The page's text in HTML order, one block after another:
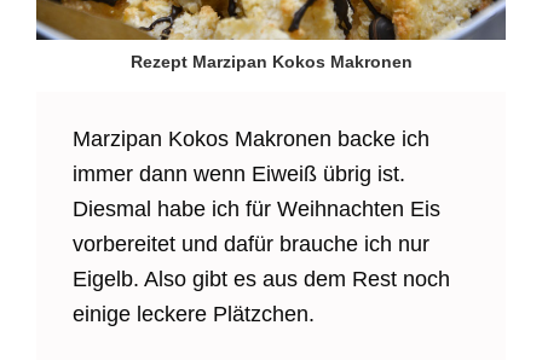
Rezept Marzipan Kokos Makronen
Marzipan Kokos Makronen backe ich
immer dann wenn Eiweiß übrig ist.
Diesmal habe ich für Weihnachten Eis
vorbereitet und dafür brauche ich nur
Eigelb. Also gibt es aus dem Rest noch
einige leckere Plätzchen.